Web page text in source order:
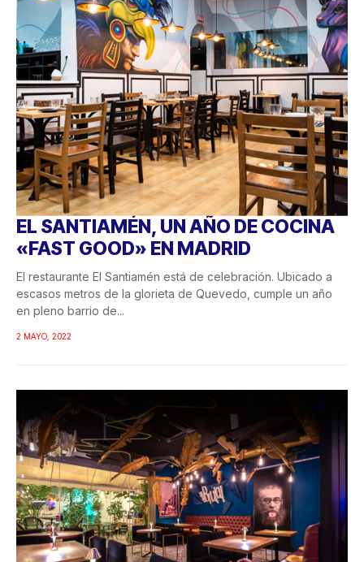
EL SANTIAMÉN, UN AÑO DE COCINA
«FAST GOOD» EN MADRID
El restaurante El Santiamén está de celebración. Ubicado a
escasos metros de la glorieta de Quevedo, cumple un año
en pleno barrio de...
2 MAYO, 2022